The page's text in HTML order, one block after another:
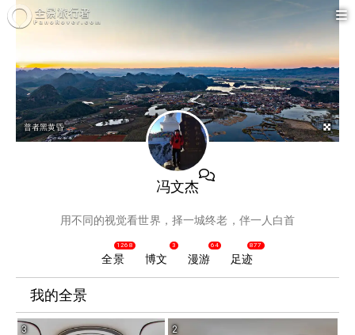
普者黑黄昏
冯文杰
用不同的视觉看世界，择一城终老，伴一人白首
1268
全景
3
博文
64
漫游
877
足迹
我的全景
3 2